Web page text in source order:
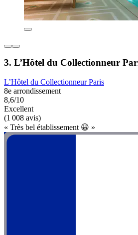
3. L’Hôtel du Collectionneur
L’Hôtel du Collectionneur Paris
8e arrondissement
8,6/10
Excellent
(1 008 avis)
« Très bel établissement 😀 »